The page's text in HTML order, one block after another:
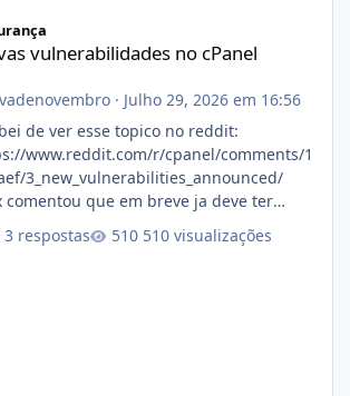
no cPanel
vulnerabilidades no cPanel
· Julho 29, 2026 em 16:56
de ver esse topico no reddit:
www.reddit.com/r/cpanel/comments/1
3_new_vulnerabilities_announced/
comentou que em breve ja deve ter
3 respostas 510 visualizações